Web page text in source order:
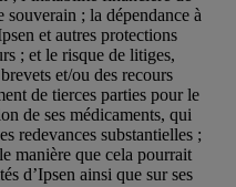
; la dépendance à
et autres protections
; et le risque de litiges,
et/ou des recours
de tierces parties pour le
de ses médicaments, qui
redevances substantielles ;
manière que cela pourrait
d’Ipsen ainsi que sur ses